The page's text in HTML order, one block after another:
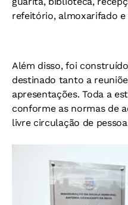
refeitório, almoxarifado e
Além disso, foi
destinado tanto a
apresentações. Toda a
conforme as normas de
livre circulação de